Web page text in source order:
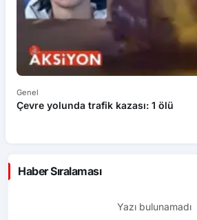
Genel
Çevre yolunda trafik kazası: 1 ölü
Haber Sıralaması
Yazı bulunamadı